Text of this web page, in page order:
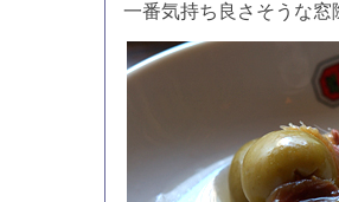
一番気持ち良さそうな窓